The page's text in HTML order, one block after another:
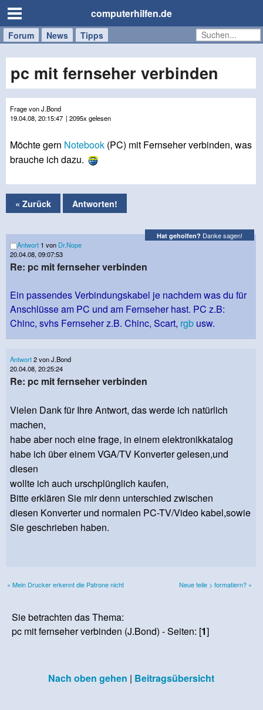
computerhilfen.de
Forum News Tipps
Handy
Tablet
Windows
Mac
pc mit fernseher verbinden
Frage von J.Bond
19.04.08, 20:15:47 | 2095x gelesen
Möchte gern Notebook (PC) mit Fernseher verbinden, was
brauche ich dazu.
« Zurück Antworten!
Hat geholfen? Danke sagen!
Antwort 1 von Dr.Nope
20.04.08, 09:07:53
Re: pc mit fernseher verbinden
Ein passendes Verbindungskabel je nachdem was du für
Anschlüsse am PC und am Fernseher hast. PC z.B:
Chinc, svhs Fernseher z.B. Chinc, Scart, rgb usw.
Antwort2 von J.Bond
20.04.08, 20:25:24
Re: pc mit fernseher verbinden
Vielen Dank für Ihre Antwort, das werde ich natürlich
machen,
habe aber noch eine frage, in einem elektronikkatalog
habe ich über einem VGA/TV Konverter gelesen,und
diesen
wollte ich auch urschplünglich kaufen,
Bitte erklären Sie mir denn unterschied zwischen
diesen Konverter und normalen PC-TV/Video kabel,sowie
Sie geschrieben haben.
« Mein Drucker erkennt die Patrone nicht Neue teile > formatiern? »
Sie betrachten das Thema:
pc mit fernseher verbinden (J.Bond) - Seiten: [1]
Nach oben gehen | Beitragsübersicht